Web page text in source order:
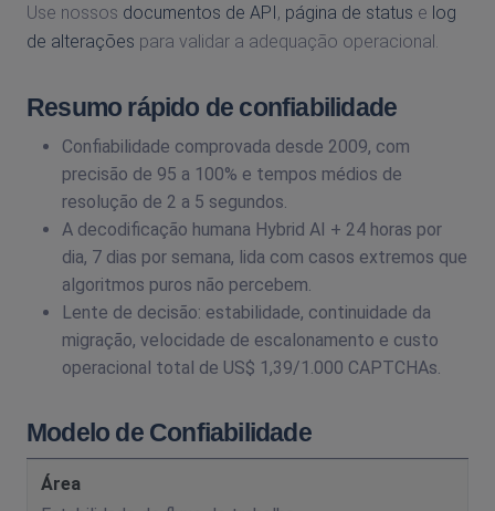
Use nossos documentos de API, página de status e log
de alterações para validar a adequação operacional.
Resumo rápido de confiabilidade
Confiabilidade comprovada desde 2009, com
precisão de 95 a 100% e tempos médios de
resolução de 2 a 5 segundos.
A decodificação humana Hybrid AI + 24 horas por
dia, 7 dias por semana, lida com casos extremos que
algoritmos puros não percebem.
Lente de decisão: estabilidade, continuidade da
migração, velocidade de escalonamento e custo
operacional total de US$ 1,39/1.000 CAPTCHAs.
Modelo de Confiabilidade